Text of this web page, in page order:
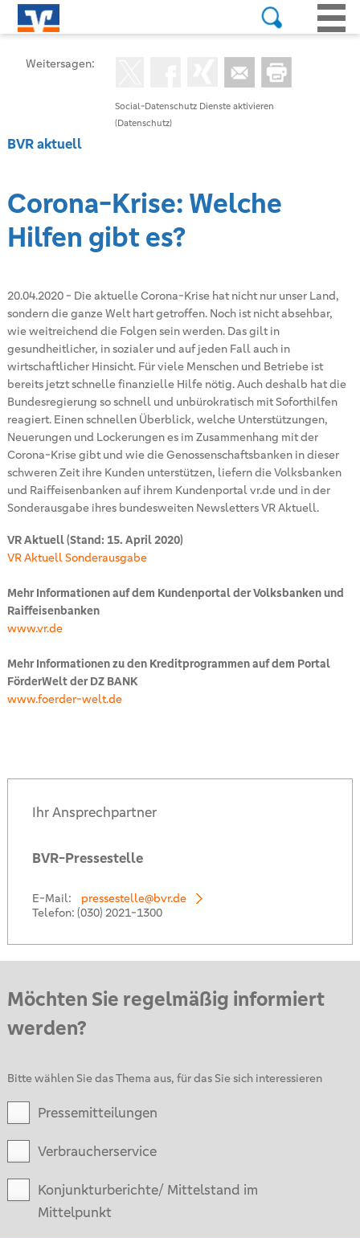
Social-Datenschutz Dienste aktivieren
(Datenschutz)
Weitersagen:
BVR aktuell
Corona-Krise: Welche
Hilfen gibt es?
20.04.2020- Die aktuelle Corona-Krise hat nicht nur unser Land,
sondern die ganze Welt hart getroffen. Noch ist nicht absehbar,
wie weitreichend die Folgen sein werden. Das gilt in
gesundheitlicher, in sozialer und auf jeden Fall auch in
wirtschaftlicher Hinsicht. Für viele Menschen und Betriebe ist
bereits jetzt schnelle finanzielle Hilfe nötig. Auch deshalb hat die
Bundesregierung so schnell und unbürokratisch mit Soforthilfen
reagiert. Einen schnellen Überblick, welche Unterstützungen,
Neuerungen und Lockerungen es im Zusammenhang mit der
Corona-Krise gibt und wie die Genossenschaftsbanken in dieser
schweren Zeit ihre Kunden unterstützen, liefern die Volksbanken
und Raiffeisenbanken auf ihrem Kundenportal vr.de und in der
Sonderausgabe ihres bundesweiten Newsletters VR Aktuell.
VR Aktuell (Stand: 15. April 2020)
VR Aktuell Sonderausgabe
Mehr Informationen auf dem Kundenportal der Volksbanken und
Raiffeisenbanken
www.vr.de
Mehr Informationen zu den Kreditprogrammen auf dem Portal
FörderWelt der DZ BANK
www.foerder-welt.de
Ihr Ansprechpartner
BVR-Pressestelle
E-Mail:
pressestelle@bvr.de
Telefon: (030) 2021-1300
Möchten Sie regelmäßig informiert
werden?
Bitte wählen Sie das Thema aus, für das Sie sich interessieren
Pressemitteilungen
Verbraucherservice
Konjunkturberichte/ Mittelstand im
Mittelpunkt